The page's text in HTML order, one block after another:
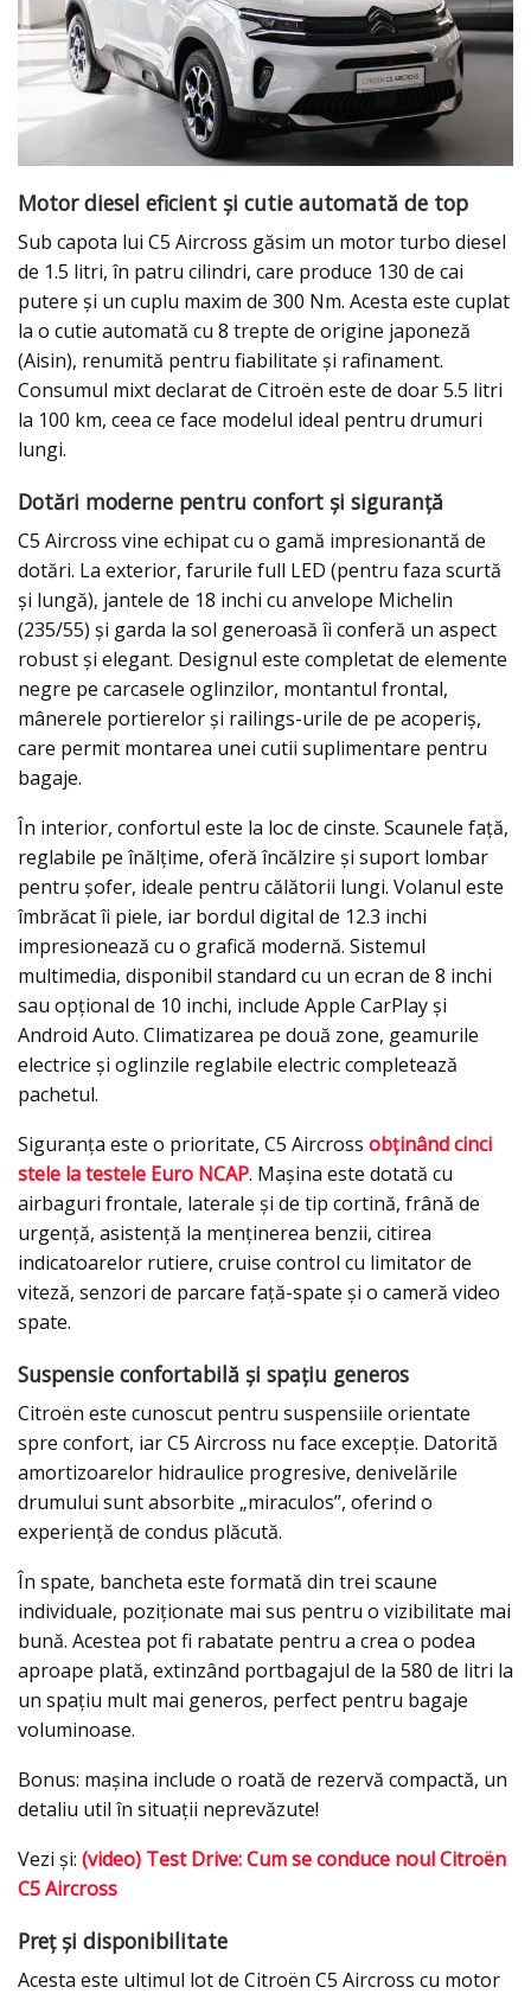
Motor diesel eficient și cutie automată de top
Sub capota lui C5 Aircross găsim un motor turbo diesel
de 1.5 litri, în patru cilindri, care produce 130 de cai
putere și un cuplu maxim de 300 Nm. Acesta este cuplat
la o cutie automată cu 8 trepte de origine japoneză
(Aisin), renumită pentru fiabilitate și rafinament.
Consumul mixt declarat de Citroën este de doar 5.5 litri
la 100 km, ceea ce face modelul ideal pentru drumuri
lungi.
Dotări moderne pentru confort și siguranță
C5 Aircross vine echipat cu o gamă impresionantă de
dotări. La exterior, farurile full LED (pentru faza scurtă
și lungă), jantele de 18 inchi cu anvelope Michelin
(235/55) și garda la sol generoasă îi conferă un aspect
robust și elegant. Designul este completat de elemente
negre pe carcasele oglinzilor, montantul frontal,
mânerele portierelor și railings-urile de pe acoperiș,
care permit montarea unei cutii suplimentare pentru
bagaje.
În interior, confortul este la loc de cinste. Scaunele față,
reglabile pe înălțime, oferă încălzire și suport lombar
pentru șofer, ideale pentru călătorii lungi. Volanul este
îmbrăcat îi piele, iar bordul digital de 12.3 inchi
impresionează cu o grafică modernă. Sistemul
multimedia, disponibil standard cu un ecran de 8 inchi
sau opțional de 10 inchi, include Apple CarPlay și
Android Auto. Climatizarea pe două zone, geamurile
electrice și oglinzile reglabile electric completează
pachetul.
Siguranța este o prioritate, C5 Aircross obținând cinci
stele la testele Euro NCAP. Mașina este dotată cu
airbaguri frontale, laterale și de tip cortină, frână de
urgență, asistență la menținerea benzii, citirea
indicatoarelor rutiere, cruise control cu limitator de
viteză, senzori de parcare față-spate și o cameră video
spate.
Suspensie confortabilă și spațiu generos
Citroën este cunoscut pentru suspensiile orientate
spre confort, iar C5 Aircross nu face excepție. Datorită
amortizoarelor hidraulice progresive, denivelările
drumului sunt absorbite „miraculos”, oferind o
experiență de condus plăcută.
În spate, bancheta este formată din trei scaune
individuale, poziționate mai sus pentru o vizibilitate mai
bună. Acestea pot fi rabatate pentru a crea o podea
aproape plată, extinzând portbagajul de la 580 de litri la
un spațiu mult mai generos, perfect pentru bagaje
voluminoase.
Bonus: mașina include o roată de rezervă compactă, un
detaliu util în situații neprevăzute!
Vezi și: (video) Test Drive: Cum se conduce noul Citroën
C5 Aircross
Preț și disponibilitate
Acesta este ultimul lot de Citroën C5 Aircross cu motor